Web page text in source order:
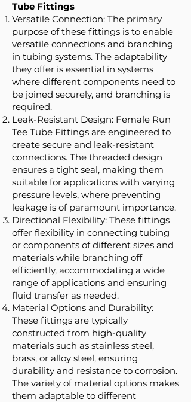
Tube Fittings
Versatile Connection: The primary
purpose of these fittings is to enable
versatile connections and branching
in tubing systems. The adaptability
they offer is essential in systems
where different components need to
be joined securely, and branching is
required.
Leak-Resistant Design: Female Run
Tee Tube Fittings are engineered to
create secure and leak-resistant
connections. The threaded design
ensures a tight seal, making them
suitable for applications with varying
pressure levels, where preventing
leakage is of paramount importance.
Directional Flexibility: These fittings
offer flexibility in connecting tubing
or components of different sizes and
materials while branching off
efficiently, accommodating a wide
range of applications and ensuring
fluid transfer as needed.
Material Options and Durability:
These fittings are typically
constructed from high-quality
materials such as stainless steel,
brass, or alloy steel, ensuring
durability and resistance to corrosion.
The variety of material options makes
them adaptable to different